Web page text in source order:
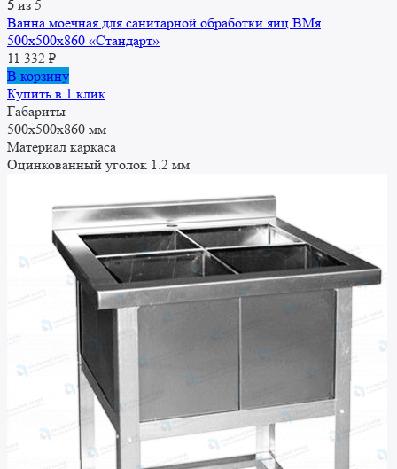
5 из 5
Ванна моечная для санитарной обработки яиц ВМя
500x500x860 «Стандарт»
11 332 ₽
В корзину
Купить в 1 клик
Габариты
500x500x860 мм
Материал каркаса
Оцинкованный уголок 1.2 мм